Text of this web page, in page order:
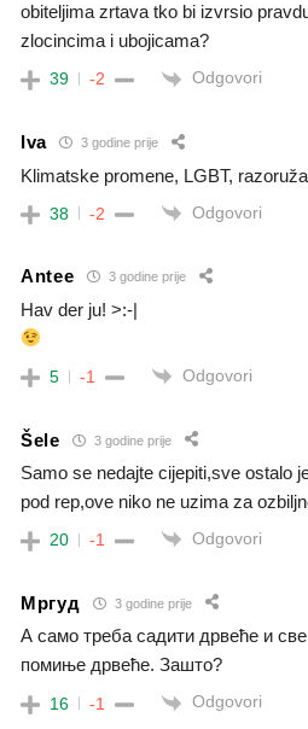
obiteljima zrtava tko bi izvrsio
zlocincima i ubojicama?
39 -2 Odgovori
Iva 3 godine prije
Klimatske promene, LGBT,
38 -2 Odgovori
Antee 3 godine prije
Hav der ju! >:-|
5 -1 Odgovori
Šele 3 godine prije
Samo se nedajte cijepiti,sve ostalo
pod rep,ove niko ne uzima za
20 -1 Odgovori
Мргуд 3 godine prije
А само треба садити дрвеће и
помиње дрвеће. Зашто?
16 -1 Odgovori